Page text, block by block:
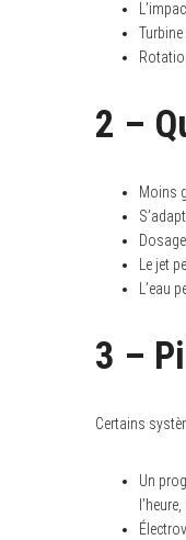
2 –
Moins
Le jet
L’eau
3 –
Certains
Un